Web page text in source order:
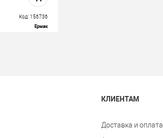
Код: 156736
Ермак
КЛИЕНТАМ
Доставка и оплата